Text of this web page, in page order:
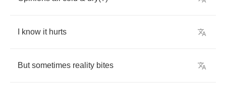
know it hurts
But sometimes reality bites